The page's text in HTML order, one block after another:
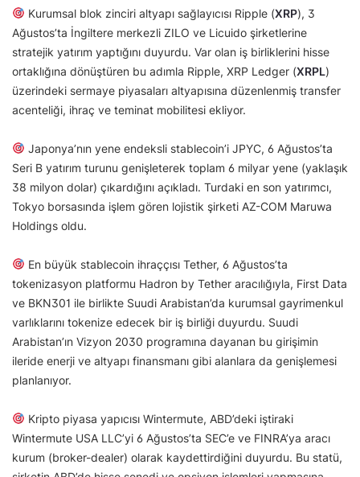
Kurumsal blok zinciri altyapı sağlayıcısı Ripple (XRP), 3
Ağustos’ta İngiltere merkezli ZILO ve Licuido şirketlerine
stratejik yatırım yaptığını duyurdu. Var olan iş birliklerini hisse
ortaklığına dönüştüren bu adımla Ripple, XRP Ledger (XRPL)
üzerindeki sermaye piyasaları altyapısına düzenlenmiş transfer
acenteliği, ihraç ve teminat mobilitesi ekliyor.
Japonya’nın yene endeksli stablecoin’i JPYC, 6 Ağustos’ta
Seri B yatırım turunu genişleterek toplam 6 milyar yene (yaklaşık
38 milyon dolar) çıkardığını açıkladı. Turdaki en son yatırımcı,
Tokyo borsasında işlem gören lojistik şirketi AZ-COM Maruwa
Holdings oldu.
En büyük stablecoin ihraççısı Tether, 6 Ağustos’ta
tokenizasyon platformu Hadron by Tether aracılığıyla, First Data
ve BKN301 ile birlikte Suudi Arabistan’da kurumsal gayrimenkul
varlıklarını tokenize edecek bir iş birliği duyurdu. Suudi
Arabistan’ın Vizyon 2030 programına dayanan bu girişimin
ileride enerji ve altyapı finansmanı gibi alanlara da genişlemesi
planlanıyor.
Kripto piyasa yapıcısı Wintermute, ABD’deki iştiraki
Wintermute USA LLC’yi 6 Ağustos’ta SEC’e ve FINRA’ya aracı
kurum (broker-dealer) olarak kaydettirdiğini duyurdu. Bu statü,